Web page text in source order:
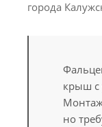
города
крыш
но